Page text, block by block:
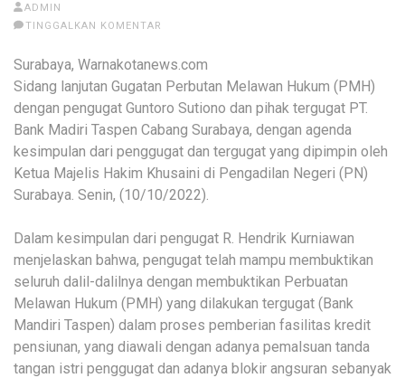
ADMIN
TINGGALKAN KOMENTAR
Surabaya, Warnakotanews.com
Sidang lanjutan Gugatan Perbutan Melawan Hukum (PMH)
dengan pengugat Guntoro Sutiono dan pihak tergugat PT.
Bank Madiri Taspen Cabang Surabaya, dengan agenda
kesimpulan dari penggugat dan tergugat yang dipimpin oleh
Ketua Majelis Hakim Khusaini di Pengadilan Negeri (PN)
Surabaya. Senin, (10/10/2022).
Dalam kesimpulan dari pengugat R. Hendrik Kurniawan
menjelaskan bahwa, pengugat telah mampu membuktikan
seluruh dalil-dalilnya dengan membuktikan Perbuatan
Melawan Hukum (PMH) yang dilakukan tergugat (Bank
Mandiri Taspen) dalam proses pemberian fasilitas kredit
pensiunan, yang diawali dengan adanya pemalsuan tanda
tangan istri penggugat dan adanya blokir angsuran sebanyak